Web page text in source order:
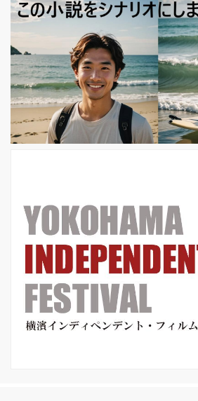
へ!**『ダウントン
1月10日(金)、
他全国ロードショ
初登場No.1！
ープニングという
立て、米・映画批
ト